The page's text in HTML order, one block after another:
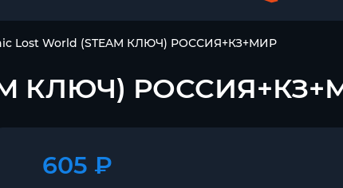
Lost World (STEAM КЛЮЧ) РОССИЯ+КЗ+МИР
КЛЮЧ)
605 ₽